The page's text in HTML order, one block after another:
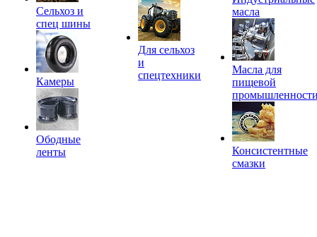
Сельхоз и
спец шины
Камеры
Ободные
ленты
Для сельхоз
и
спецтехники
масла
Масла для
пищевой
Консистентные
смазки